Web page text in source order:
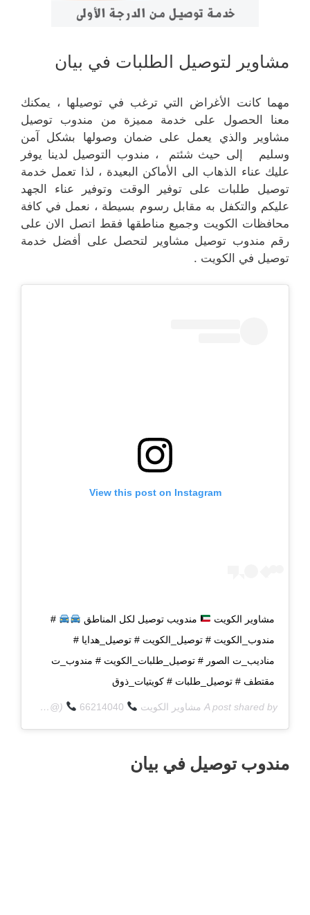
مشاوير لتوصيل الطلبات في بيان
مهما كانت الأغراض التي ترغب في توصيلها ، يمكنك
معنا الحصول على خدمة مميزة من مندوب توصيل
مشاوير والذي يعمل على ضمان وصولها بشكل آمن
وسليم إلى حيث شئتم ، مندوب التوصيل لدينا يوفر
عليك عناء الذهاب الى الأماكن البعيدة ، لذا تعمل خدمة
توصيل طلبات على توفير الوقت وتوفير عناء الجهد
عليكم والتكفل به مقابل رسوم بسيطة ، نعمل في كافة
محافظات الكويت وجميع مناطقها فقط اتصل الان على
رقم مندوب توصيل مشاوير لتحصل على أفضل خدمة
توصيل في الكويت .
View this post on Instagram
مشاوير الكويت مندويب توصيل لكل المناطق
#
مندوب_الكويت # توصيل_الكويت # توصيل_هدايا #
مناديب_ت الصور # توصيل_طلبات_الكويت # مندوب_ت
مقتطف # توصيل_طلبات # كويتيات_ذوق
A post shared by مشاوير الكويت (@q8deliverycom) on
مندوب توصيل في بيان